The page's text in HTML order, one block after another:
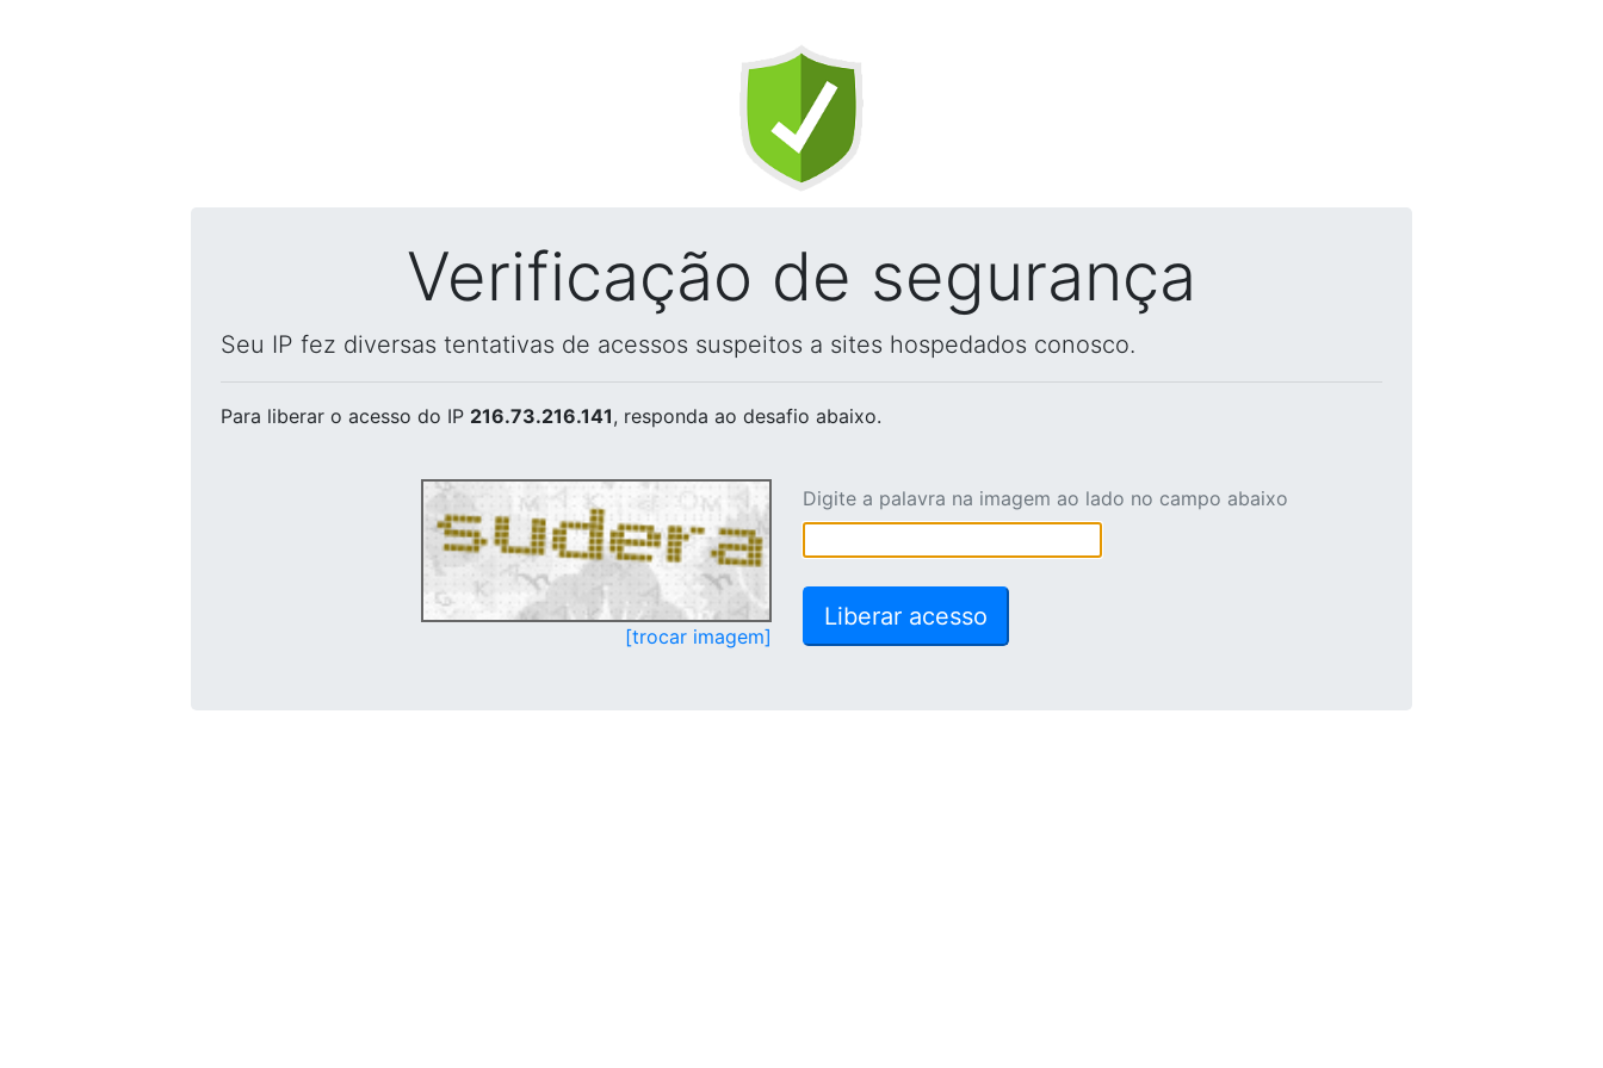
Verificação de segurança
Seu IP fez diversas tentativas de acessos suspeitos a sites hospedados conosco.
Para liberar o acesso do IP 216.73.216.141, responda ao desafio abaixo.
[trocar imagem]
Digite a palavra na imagem ao lado no campo abaixo